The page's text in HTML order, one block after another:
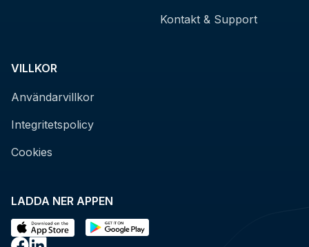
LADDA NER APPEN
Kontakt & Support
VILLKOR
Användarvillkor
Integritetspolicy
Cookies